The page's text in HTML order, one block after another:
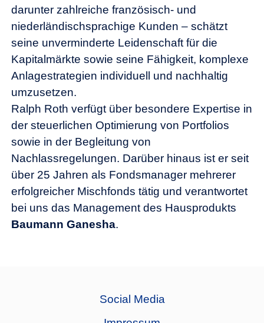
darunter zahlreiche französisch- und
niederländischsprachige Kunden – schätzt
seine unverminderte Leidenschaft für die
Kapitalmärkte sowie seine Fähigkeit, komplexe
Anlagestrategien individuell und nachhaltig
umzusetzen.
Ralph Roth verfügt über besondere Expertise in
der steuerlichen Optimierung von Portfolios
sowie in der Begleitung von
Nachlassregelungen. Darüber hinaus ist er seit
über 25 Jahren als Fondsmanager mehrerer
erfolgreicher Mischfonds tätig und verantwortet
bei uns das Management des Hausprodukts
Baumann Ganesha.
Social Media